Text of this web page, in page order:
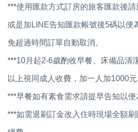
***使用匯款方式訂房的旅客匯款後
或是加LINE告知匯款帳號後5碼以便
免超過時間訂單自動取消。
***10月起2-6歲酌收早餐、床備品清
以上視同成人收費，加一人加1000元
***早餐如有素食需求請提早告知以便
***如需退刷訂金改入住時現場全額